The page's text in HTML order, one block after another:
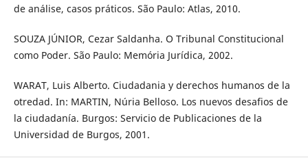
de análise, casos práticos. São Paulo: Atlas, 2010.
SOUZA JÚNIOR, Cezar Saldanha. O Tribunal Constitucional
como Poder. São Paulo: Memória Jurídica, 2002.
WARAT, Luis Alberto. Ciudadania y derechos humanos de la
otredad. In: MARTIN, Núria Belloso. Los nuevos desafios de
la ciudadanía. Burgos: Servicio de Publicaciones de la
Universidad de Burgos, 2001.